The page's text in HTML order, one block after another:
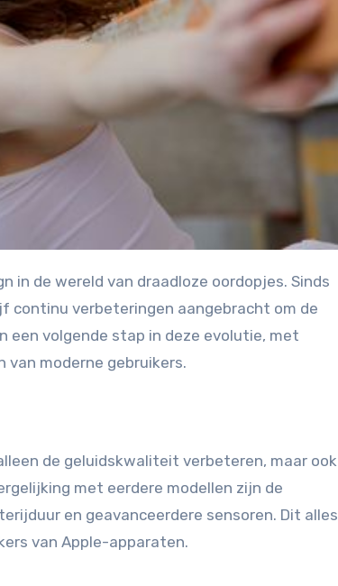
continu verbeteringen aangebracht om de
een volgende stap in deze evolutie, met
moderne gebruikers.
de geluidskwaliteit verbeteren, maar ook
met eerdere modellen zijn de
en geavanceerdere sensoren. Dit alles
van Apple-apparaten.